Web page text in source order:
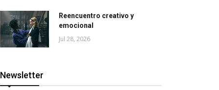
Reencuentro creativo y
emocional
Jul 28, 2026
Newsletter